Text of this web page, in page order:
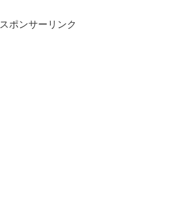
スポンサーリンク